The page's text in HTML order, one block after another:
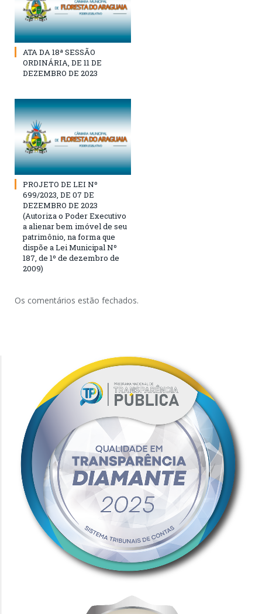
ATA DA 18ª SESSÃO
ORDINÁRIA, DE 11 DE
DEZEMBRO DE 2023
PROJETO DE LEI Nº
699/2023, DE 07 DE
DEZEMBRO DE 2023
(Autoriza o Poder Executivo
a alienar bem imóvel de seu
patrimônio, na forma que
dispõe a Lei Municipal Nº
187, de 1º de dezembro de
2009)
Os comentários estão fechados.